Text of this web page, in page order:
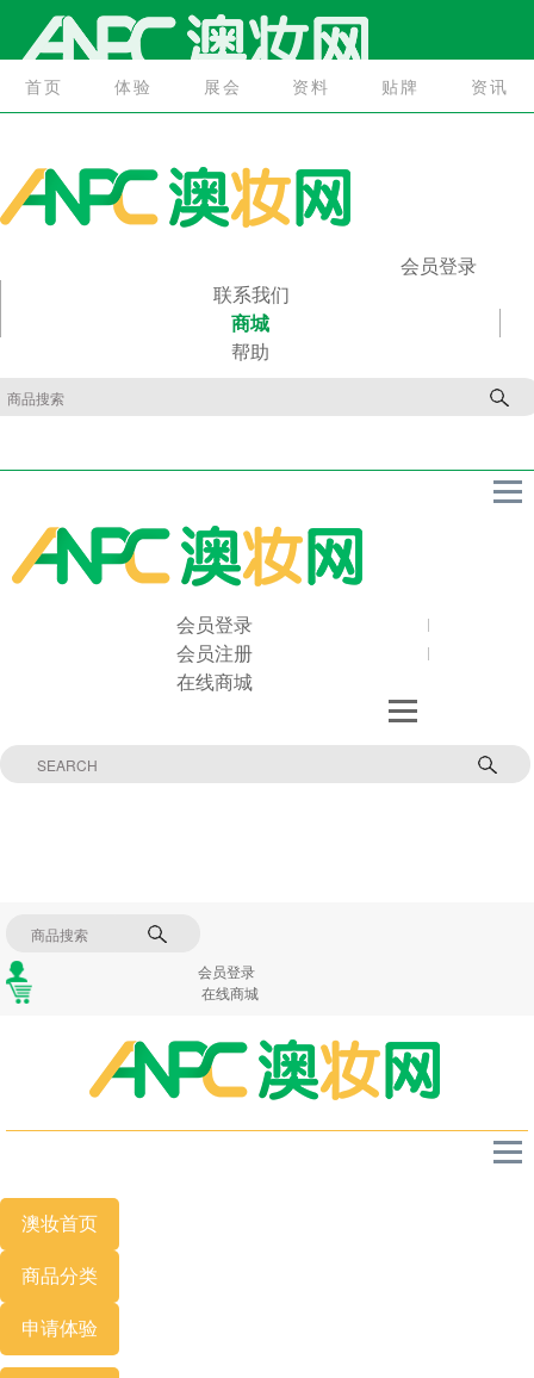
首页 体验 展会 资料 贴牌 资讯
首页 体验 展会 资料
会员登录
联系我们
商城
帮助
会员登录
会员注册
在线商城
会员登录
在线商城
澳妆首页
商品分类
申请体验